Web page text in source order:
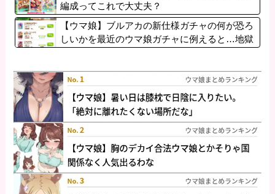
編成ってこれで大丈夫？
【ウマ娘】ブルアカの新仕様ガチャの何が恐ろ
しいかを最近のウマ娘ガチャに例えると…地獄